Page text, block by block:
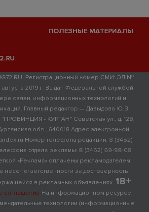
ПОЛЕЗНЫЕ МАТЕРИАЛЫ
Регистрационный номер СМИ: ЭЛ №
2019 г. Выдан Федеральной службой
связи, информационных технологий и
Главный редактор — Давыдова Ю.В.
- КУРГАН" Советская ул., д. 128,
обл., 640018 Адрес электронной
Номер телефона редакции: 8 (3452)
отдела рекламы: 8 (3452) 69-98-08
«Реклама» оплачены рекламодателем.
несет ответственности за достоверность
в рекламных объявлениях. 18+
соглашение На информационном ресурсе
технологии (информационные